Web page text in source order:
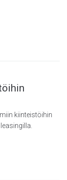
kiinteistöihin